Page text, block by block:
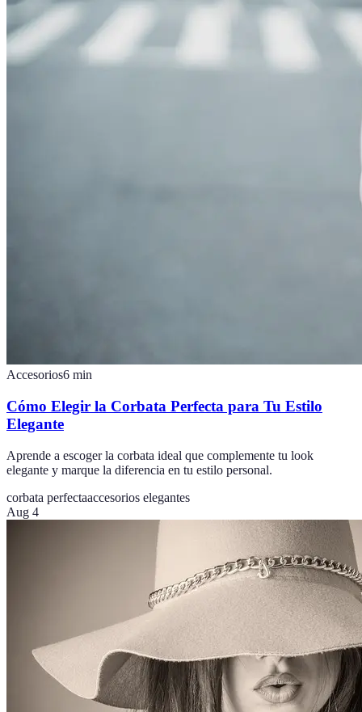
Accesorios6 min
Cómo Elegir la Corbata Perfecta para Tu Estilo
Elegante
Aprende a escoger la corbata ideal que complemente tu look
elegante y marque la diferencia en tu estilo personal.
corbata perfectaaccesorios elegantes
Aug 4